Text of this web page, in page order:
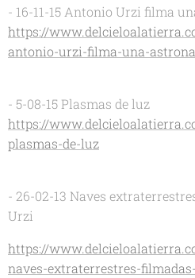
- 16-11-15 Antonio Urzi filma
https://
antonio-urzi-filma-una-
- 5-08-15 Plasmas de luz
https://
plasmas-de-luz
- 26-02-13 Naves
Urzi
https://
naves-extraterrestres-